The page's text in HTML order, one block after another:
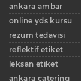
ankara ambar
online yds kursu
rezum tedavisi
reflektif etiket
leksan etiket
ankara catering